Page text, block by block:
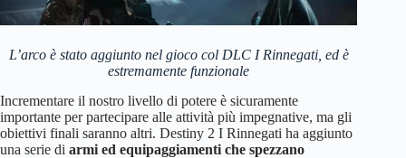
L’arco è stato aggiunto nel gioco col DLC I Rinnegati, ed è
estremamente funzionale
Incrementare il nostro livello di potere è sicuramente
importante per partecipare alle attività più impegnative, ma gli
obiettivi finali saranno altri. Destiny 2 I Rinnegati ha aggiunto
una serie di armi ed equipaggiamenti che spezzano